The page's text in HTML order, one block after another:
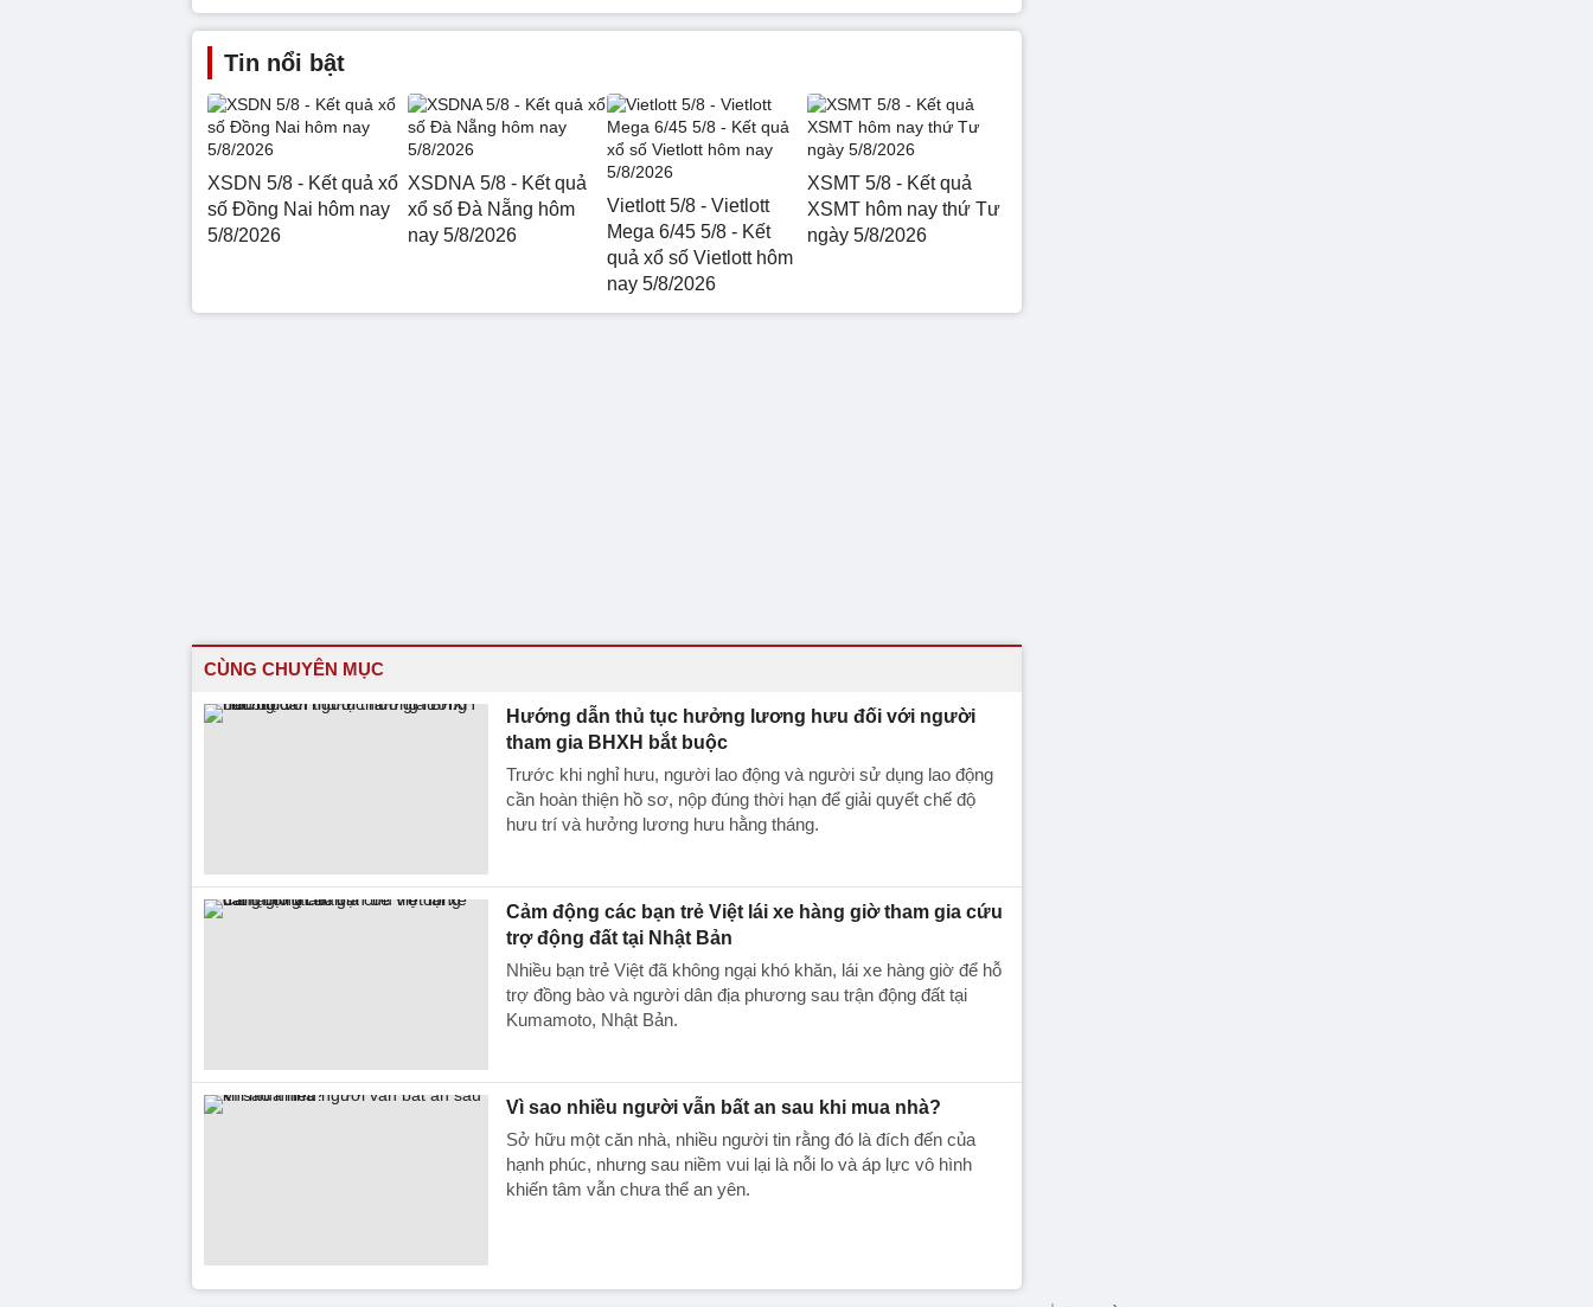
Tin nổi bật
XSDN 5/8 - Kết quả xổ
số Đồng Nai hôm nay
5/8/2026
XSDNA 5/8 - Kết quả
xổ số Đà Nẵng hôm
nay 5/8/2026
Vietlott 5/8 - Vietlott
Mega 6/45 5/8 - Kết
quả xổ số Vietlott hôm
nay 5/8/2026
XSMT 5/8 - Kết quả
XSMT hôm nay thứ Tư
ngày 5/8/2026
CÙNG CHUYÊN MỤC
Hướng dẫn thủ tục hưởng lương hưu đối với người
tham gia BHXH bắt buộc
Trước khi nghỉ hưu, người lao động và người sử dụng lao động
cần hoàn thiện hồ sơ, nộp đúng thời hạn để giải quyết chế độ
hưu trí và hưởng lương hưu hằng tháng.
Cảm động các bạn trẻ Việt lái xe hàng giờ tham gia cứu
trợ động đất tại Nhật Bản
Nhiều bạn trẻ Việt đã không ngại khó khăn, lái xe hàng giờ để hỗ
trợ đồng bào và người dân địa phương sau trận động đất tại
Kumamoto, Nhật Bản.
Vì sao nhiều người vẫn bất an sau khi mua nhà?
Sở hữu một căn nhà, nhiều người tin rằng đó là đích đến của
hạnh phúc, nhưng sau niềm vui lại là nỗi lo và áp lực vô hình
khiến tâm vẫn chưa thể an yên.